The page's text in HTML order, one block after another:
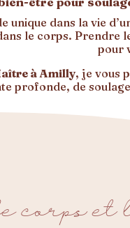
unique dans la vie
le corps. Prendre
pour
à Amilly, je vous
profonde, de
corps et